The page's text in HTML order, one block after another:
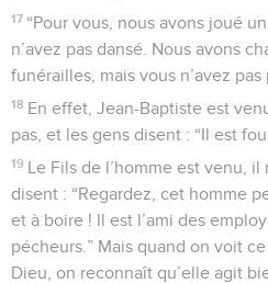
17 “Pour vous, nous avons joué
n’avez pas dansé. Nous avons
funérailles, mais vous n’avez pas
18 En effet, Jean-Baptiste est
pas, et les gens disent : “Il est fou
19 Le Fils de l’homme est venu,
disent : “Regardez, cet homme
et à boire ! Il est l’ami des
pécheurs.” Mais quand on voit
Dieu, on reconnaît qu’elle agit